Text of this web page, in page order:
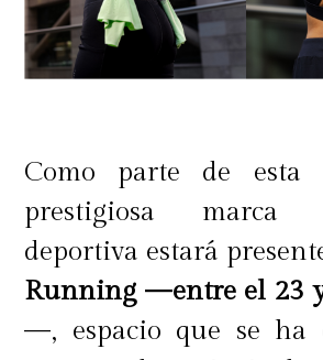
Como parte de esta
prestigiosa
deportiva estará
Running —entre el 23
—, espacio que se ha